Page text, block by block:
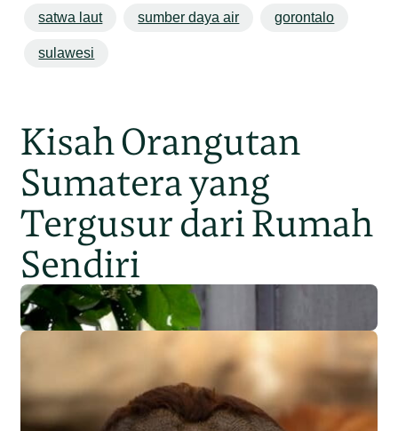
satwa laut sumber daya air gorontalo
sulawesi
Kisah Orangutan
Sumatera yang
Tergusur dari Rumah
Sendiri